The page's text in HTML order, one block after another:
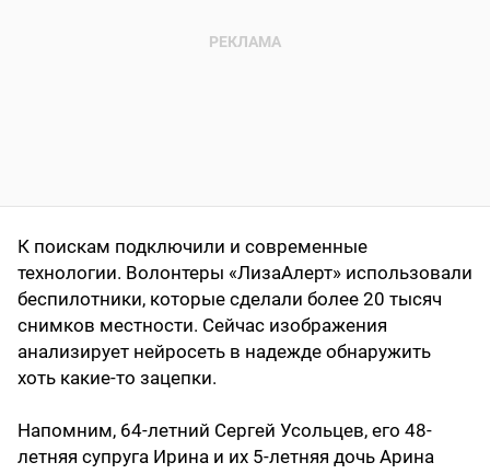
К поискам подключили и современные
технологии. Волонтеры «ЛизаАлерт» использовали
беспилотники, которые сделали более 20 тысяч
снимков местности. Сейчас изображения
анализирует нейросеть в надежде обнаружить
хоть какие-то зацепки.
Напомним, 64-летний Сергей Усольцев, его 48-
летняя супруга Ирина и их 5-летняя дочь Арина